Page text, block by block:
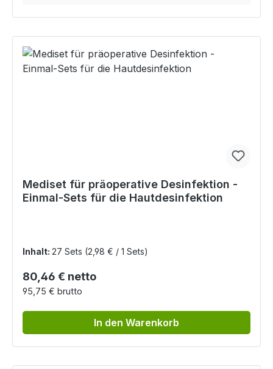
Mediset für präoperative Desinfektion -
Einmal-Sets für die Hautdesinfektion
Inhalt: 27 Sets (2,98 € / 1 Sets)
Regulärer Preis:
80,46 € netto
95,75 € brutto
In den Warenkorb